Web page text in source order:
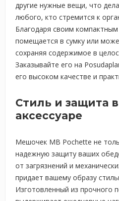
другие нужные вещи, что
любого, кто стремится к
Благодаря своим
помещается в сумку или
сохраняя содержимое в
Заказывайте его на
его высоком качестве и
Стиль и защита
аксессуаре
Мешочек MB Pochette не
надежную защиту ваших
от загрязнений и
придает вашему образу
Изготовленный из прочного